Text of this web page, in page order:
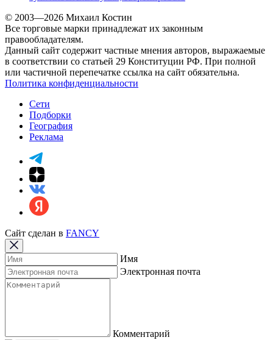
© 2003—2026 Михаил Костин
Все торговые марки принадлежат их законным
правообладателям.
Данный сайт содержит частные мнения авторов, выражаемые
в соответствии со статьей 29 Конституции РФ. При полной
или частичной перепечатке ссылка на сайт обязательна.
Политика конфиденциальности
Сети
Подборки
География
Реклама
Сайт сделан в FANCY
Имя
Электронная почта
Комментарий